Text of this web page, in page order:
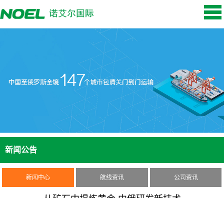
新闻公告
新闻中心 航线资讯 公司资讯